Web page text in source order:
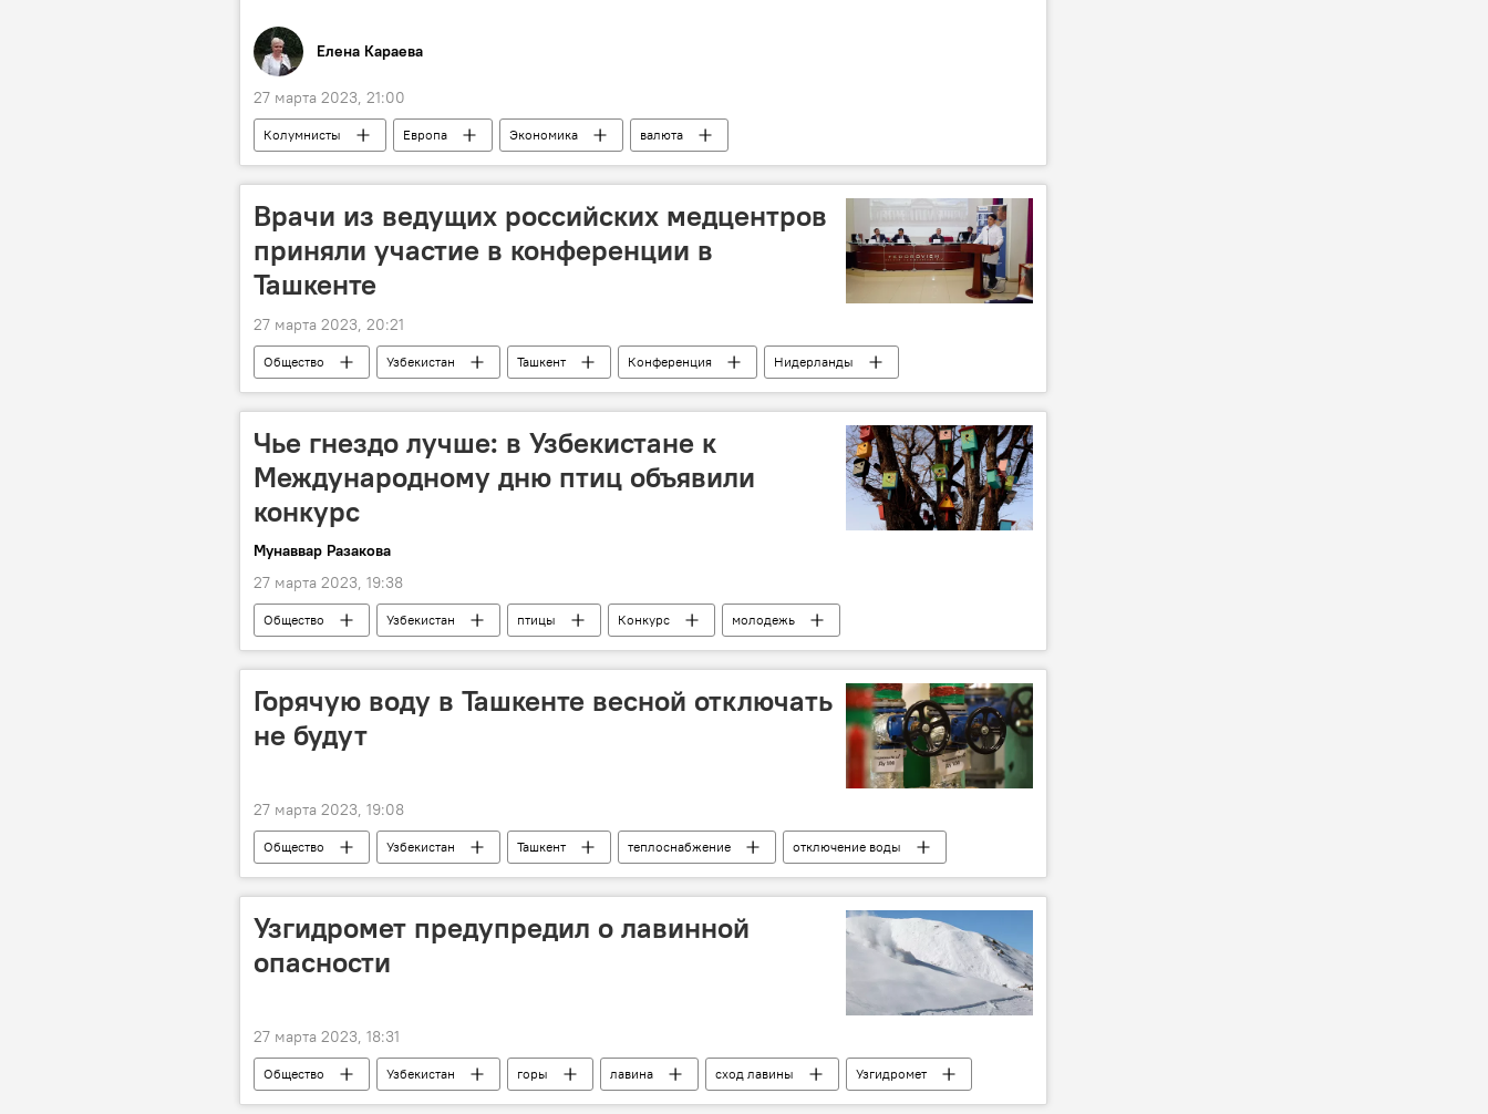
Елена Караева
27 марта 2023, 21:00
Колумнисты Европа Экономика валюта
Врачи из ведущих российских медцентров
приняли участие в конференции в
Ташкенте
27 марта 2023, 20:21
Общество Узбекистан Ташкент Конференция
Нидерланды
МРТ
Диагностика врачи Россия
Чье гнездо лучше: в Узбекистане к
Международному дню птиц объявили
конкурс
Мунаввар Разакова
27 марта 2023, 19:38
Общество Узбекистан птицы Конкурс молодежь
Горячую воду в Ташкенте весной отключать
не будут
27 марта 2023, 19:08
Общество Узбекистан Ташкент теплоснабжение отключение воды
Узгидромет предупредил о лавинной
опасности
27 марта 2023, 18:31
Общество Узбекистан горы лавина сход лавины
Узгидромет
Чимган
Чимган Ташкентская область